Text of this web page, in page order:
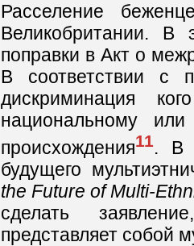
Расселение
Великобритании.
поправки в Акт о
В соответствии с
дискриминация
национальному
происхождения11. В
будущего
the Future of Multi-
сделать
представляет собой